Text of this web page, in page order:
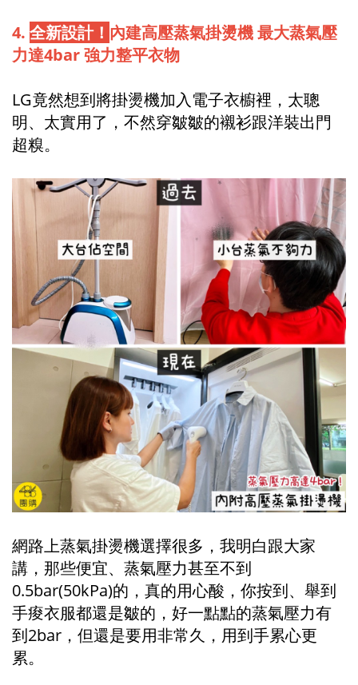
4. 全新設計！ 內建高壓蒸氣掛燙機 最大蒸氣壓
力達4bar 強力整平衣物
LG竟然想到將掛燙機加入電子衣櫥裡，太聰
明、太實用了，不然穿皺皺的襯衫跟洋裝出門
超糗。
網路上蒸氣掛燙機選擇很多，我明白跟大家
講，那些便宜、蒸氣壓力甚至不到
0.5bar(50kPa)的，真的用心酸，你按到、舉到
手痠衣服都還是皺的，好一點點的蒸氣壓力有
到2bar，但還是要用非常久，用到手累心更
累。